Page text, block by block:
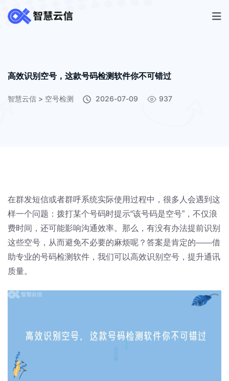
高效识别空号，这款号码检测软件你不可错过
智慧云信 > 空号检测 2026-07-09 937
在群发短信或者群呼系统实际使用过程中，很多人会遇到这
样一个问题：拨打某个号码时提示“该号码是空号”，不仅浪
费时间，还可能影响沟通效率。那么，有没有办法提前识别
这些空号，从而避免不必要的麻烦呢？答案是肯定的——借
助专业的号码检测软件，我们可以高效识别空号，提升通讯
质量。